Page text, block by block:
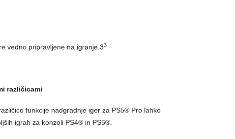
vedno pripravljene na igranje.33
različicami
funkcije nadgradnje iger za PS5® Pro lahko
igrah za konzoli PS4® in PS5®.